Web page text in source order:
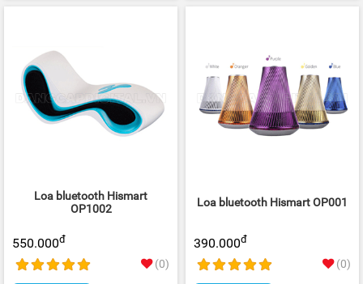
Loa bluetooth Hismart
OP1002
550.000đ
(0)
Loa bluetooth Hismart OP001
390.000đ
(0)